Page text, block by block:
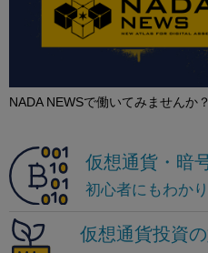
NADA NEWSで働いてみませんか？